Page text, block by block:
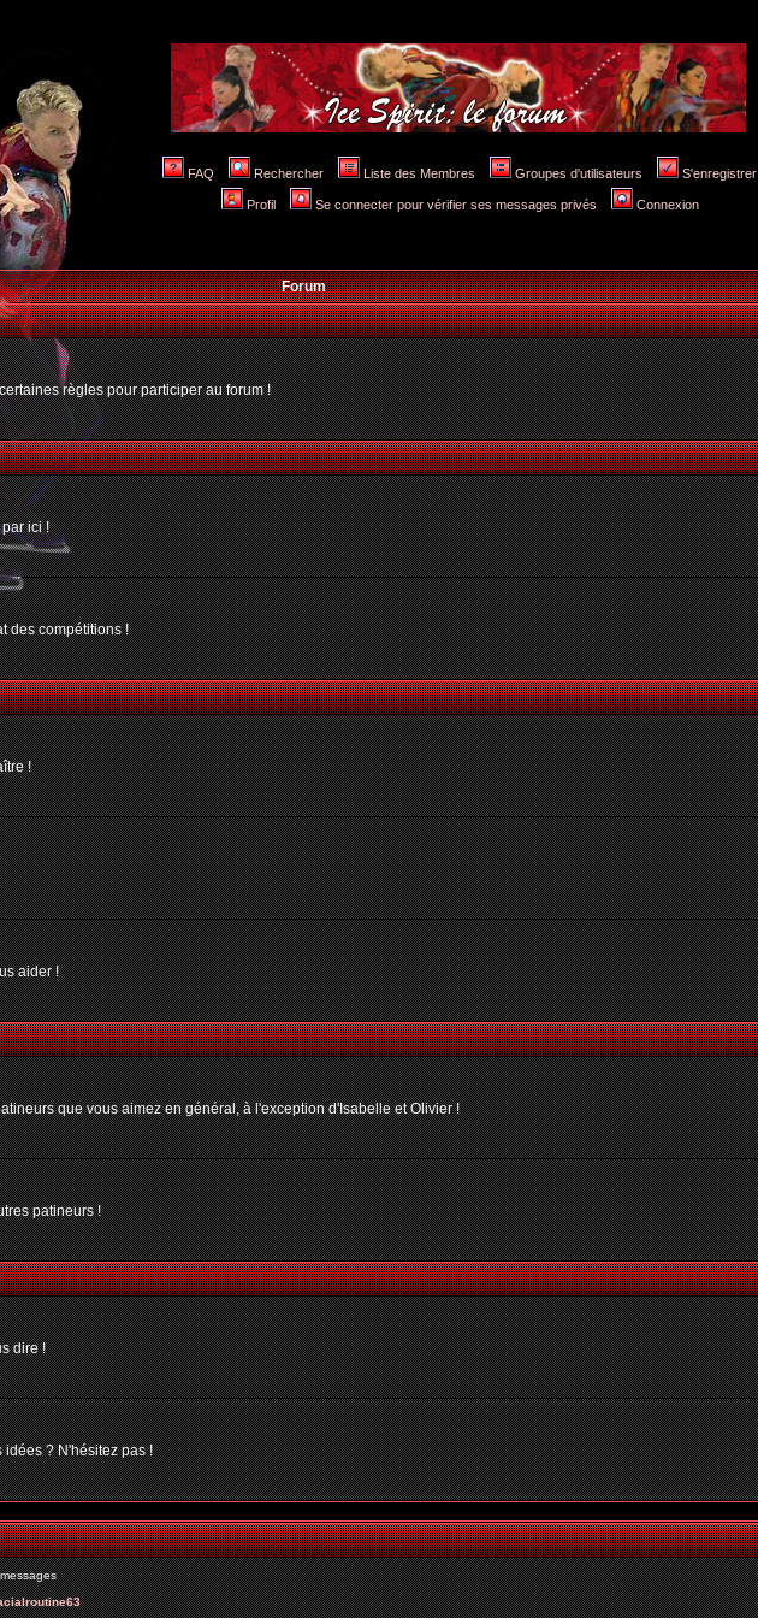
FAQ Rechercher Liste des Membres Groupes d'utilisateurs S'enregistrer
Profil Se connecter pour vérifier ses messages privés Connexion
Forum
règles pour participer au forum !
ici !
des compétitions !
!
aider !
que vous aimez en général, à l'exception d'Isabelle et Olivier !
patineurs !
dire !
idées ? N'hésitez pas !